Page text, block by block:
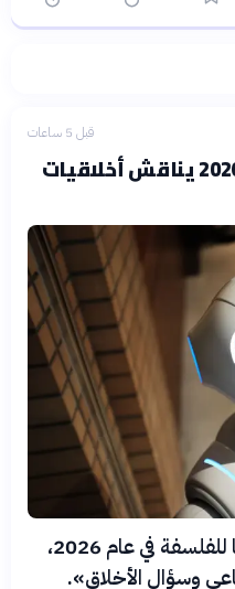
قبل 5 ساعات
مؤتمر الرياض الفلسفي 2026 يناقش أخلاقيات
تستضيف الرياض مؤتمرًا دوليًا للفلسفة في عام 2026،
وسؤال الأخلاق».